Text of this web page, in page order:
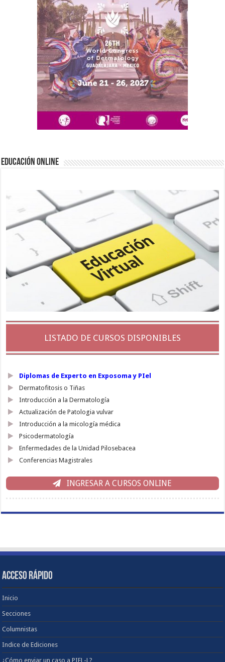
EDUCACIÓN ONLINE
LISTADO DE CURSOS DISPONIBLES
Diplomas de Experto en Exposoma y PIel
Dermatofitosis o Tiñas
Introducción a la Dermatología
Actualización de Patologia vulvar
Introducción a la micología médica
Psicodermatología
Enfermedades de la Unidad Pilosebacea
Conferencias Magistrales
INGRESAR A CURSOS ONLINE
ACCESO RÁPIDO
Inicio
Secciones
Columnistas
Indice de Ediciones
¿Cómo enviar un caso a PIEL-L?